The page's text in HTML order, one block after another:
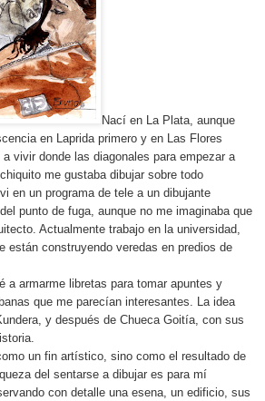
Nací en La Plata, aunque
en Laprida primero y en Las Flores
vivir donde las diagonales para empezar a
me gustaba dibujar sobre todo
en un programa de tele a un dibujante
punto de fuga, aunque no me imaginaba que
Actualmente trabajo en la universidad,
están construyendo veredas en predios de
a armarme libretas para tomar apuntes y
que me parecían interesantes. La idea
y después de Chueca Goitía, con sus
un fin artístico, sino como el resultado de
del sentarse a dibujar es para mí
con detalle una esena, un edificio, sus